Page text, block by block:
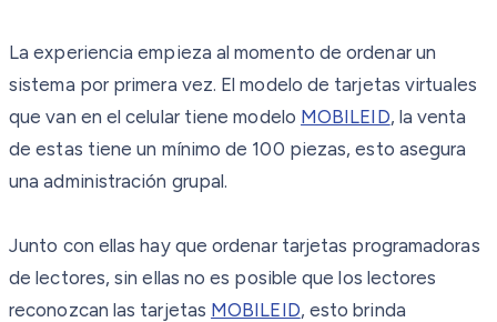
La experiencia empieza al momento de ordenar un
sistema por primera vez. El modelo de tarjetas virtuales
que van en el celular tiene modelo MOBILEID, la venta
de estas tiene un mínimo de 100 piezas, esto asegura
una administración grupal.
Junto con ellas hay que ordenar tarjetas programadoras
de lectores, sin ellas no es posible que los lectores
reconozcan las tarjetas MOBILEID, esto brinda